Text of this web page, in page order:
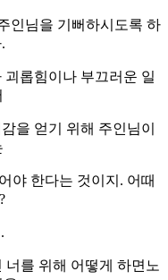
인님을 기뻐하시도록 하
롭힘이나 부끄러운 일
을 얻기 위해 주인님이
야 한다는 것이지. 어때
를 위해 어떻게 하면노